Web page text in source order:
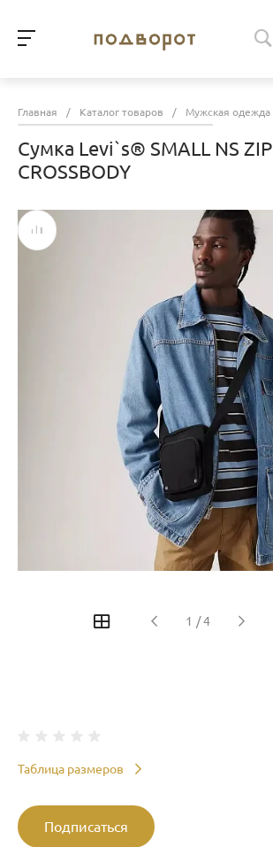
Главная / Каталог товаров / Мужская одежда
Сумка Levi`s® SMALL NS ZIP
CROSSBODY
1 / 4
Таблица размеров
Подписаться